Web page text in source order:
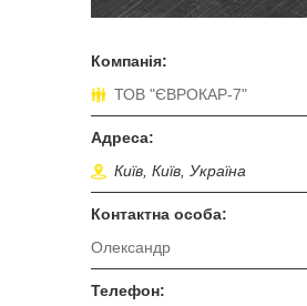
ТОВ "ЄВРОКАР-7"
Київ, Київ, Україна
Олександр